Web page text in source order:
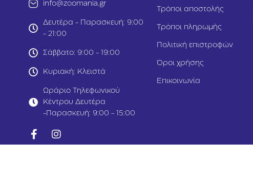
info@zoomania.gr
Δευτέρα - Παρασκευή: 9:00
- 21:00
Σάββατο: 9:00 - 19:00
Κυριακή: Κλειστά
Ωράριο Τηλεφωνικού
Κέντρου Δευτέρα
-Παρασκευή: 9:00 - 15:00
Τρόποι αποστολής
Τρόποι πληρωμής
Πολιτική επιστροφών
Όροι χρήσης
Επικοινωνία